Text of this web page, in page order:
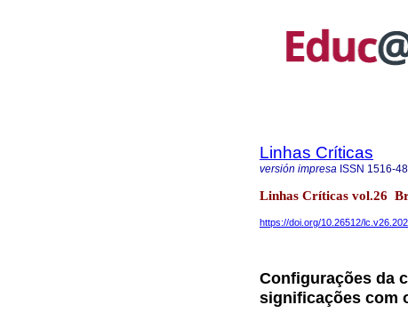
Linhas Críticas
versión impresa ISSN 1516-
Linhas Críticas vol.26
https://doi.org/10.26512/
Configurações da
significações com